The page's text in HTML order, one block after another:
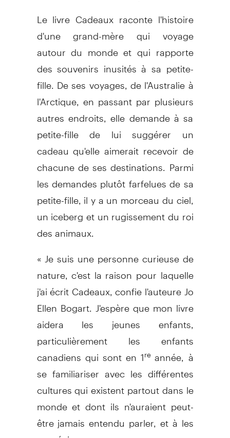
Le livre Cadeaux raconte l'histoire
d'une grand-mère qui voyage
autour du monde et qui rapporte
des souvenirs inusités à sa petite-
fille. De ses voyages, de l'Australie à
l'Arctique, en passant par plusieurs
autres endroits, elle demande à sa
petite-fille de lui suggérer un
cadeau qu'elle aimerait recevoir de
chacune de ses destinations. Parmi
les demandes plutôt farfelues de sa
petite-fille, il y a un morceau du ciel,
un iceberg et un rugissement du roi
des animaux.
« Je suis une personne curieuse de
nature, c'est la raison pour laquelle
j'ai écrit Cadeaux, confie l'auteure Jo
Ellen Bogart. J'espère que mon livre
aidera les jeunes enfants,
particulièrement les enfants
canadiens qui sont en 1re année, à
se familiariser avec les différentes
cultures qui existent partout dans le
monde et dont ils n'auraient peut-
être jamais entendu parler, et à les